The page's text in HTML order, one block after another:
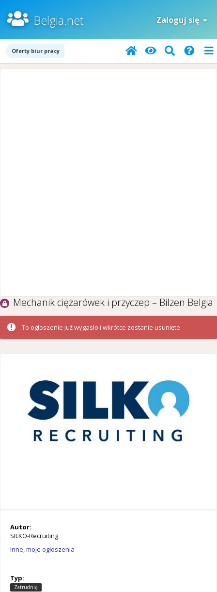
Belgia.net Zaloguj się
Oferty biur pracy
Mechanik ciężarówek i przyczep – Bilzen Belgia
To ogłoszenie już wygasło i wkrótce zostanie usunięte
Autor:
SILKO-Recruiting
Inne, moje ogłoszenia
Typ:
Zatrudnię